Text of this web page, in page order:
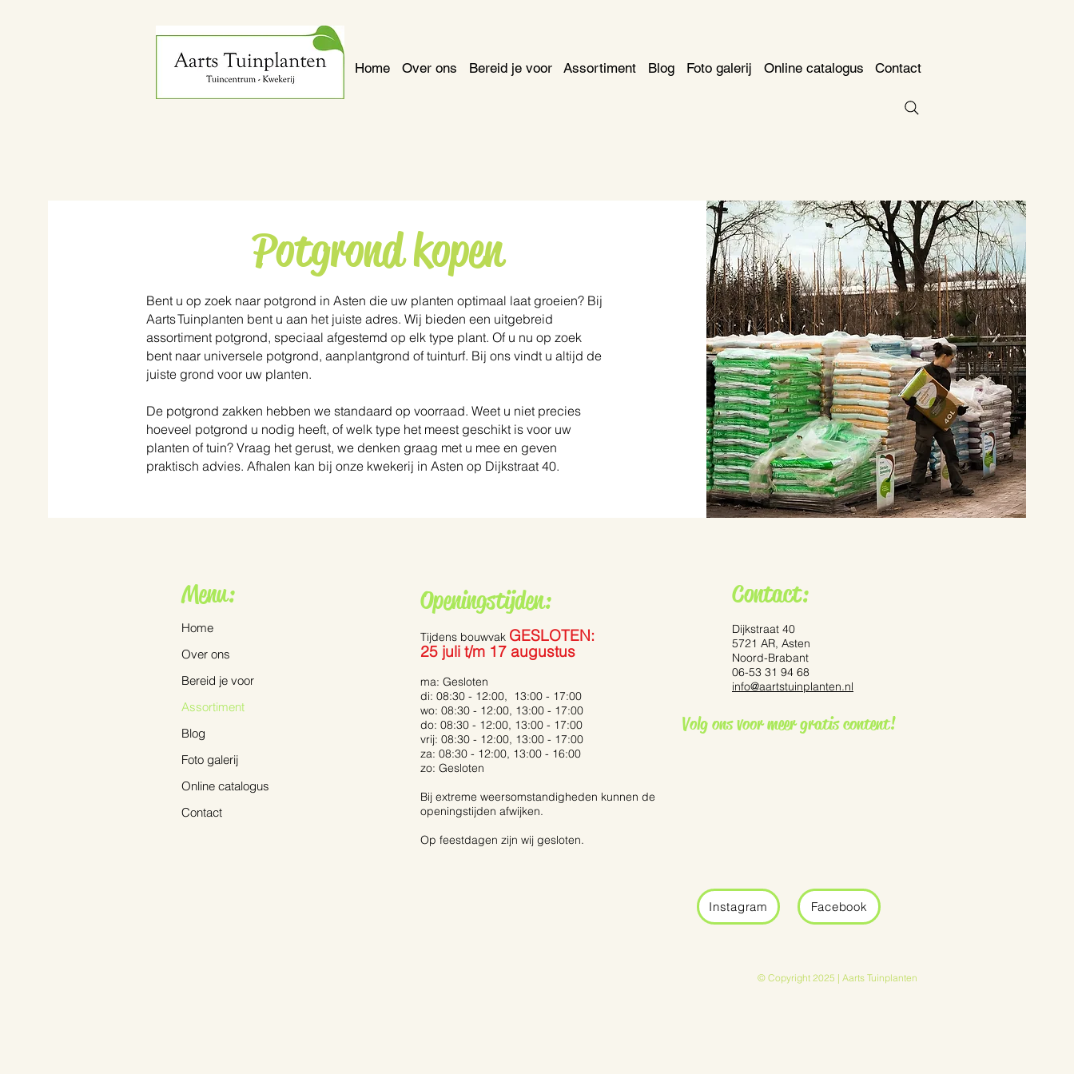
Home Over ons Bereid je voor Assortiment Blog Foto galerij Online catalogus Contact
Potgrond kopen
Bent u op zoek naar potgrond in Asten die uw planten optimaal laat groeien? Bij
Aarts Tuinplanten bent u aan het juiste adres. Wij bieden een uitgebreid
assortiment potgrond, speciaal afgestemd op elk type plant. Of u nu op zoek
bent naar universele potgrond, aanplantgrond of tuinturf. Bij ons vindt u altijd de
juiste grond voor uw planten.
De potgrond zakken hebben we standaard op voorraad. Weet u niet precies
hoeveel potgrond u nodig heeft, of welk type het meest geschikt is voor uw
planten of tuin? Vraag het gerust, we denken graag met u mee en geven
praktisch advies. Afhalen kan bij onze kwekerij in Asten op Dijkstraat 40.
Home
Over ons
Bereid je voor
Assortiment
Blog
Foto galerij
Online catalogus
Contact
Menu: Openingstijden:
Tijdens bouwvak GESLOTEN:
25 juli t/m 17 augustus
ma: Gesloten
di: 08:30 - 12:00, 13:00 - 17:00
wo: 08:30 - 12:00, 13:00 - 17:00
do: 08:30 - 12:00, 13:00 - 17:00
vrij: 08:30 - 12:00, 13:00 - 17:00
za: 08:30 - 12:00, 13:00 - 16:00
zo: Gesloten
Bij extreme weersomstandigheden kunnen de
openingstijden afwijken.
Op feestdagen zijn wij gesloten.
Contact:
Dijkstraat 40
5721 AR, Asten
Noord-Brabant
06-53 31 94 68
info@aartstuinplanten.nl
Volg ons voor meer gratis content!
Instagram Facebook
© Copyright 2025 | Aarts Tuinplanten